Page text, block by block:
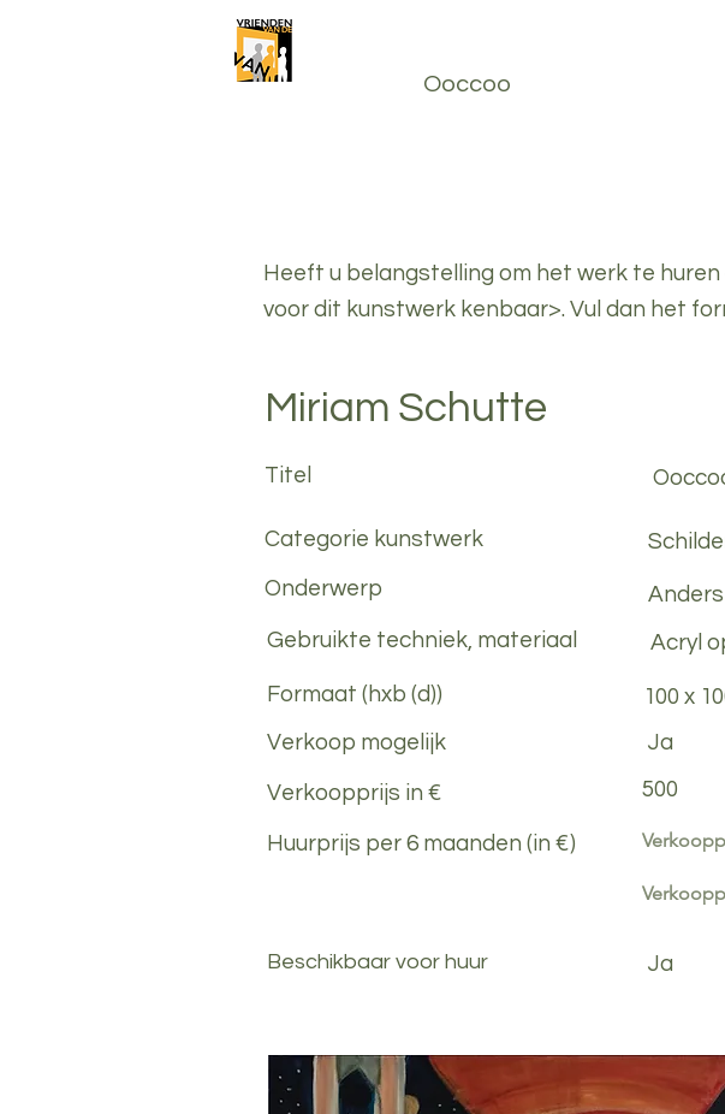
Ooccoo
Heeft u belangstelling om het werk te
voor dit kunstwerk kenbaar>. Vul dan het
Miriam Schutte
Titel
Categorie kunstwerk
Onderwerp
Gebruikte techniek, materiaal
Formaat (hxb (d))
Verkoop mogelijk
Verkoopprijs in €
Huurprijs per 6 maanden (in €)
Beschikbaar voor huur
Anders
Acryl
100 x
Ja
500
Ja